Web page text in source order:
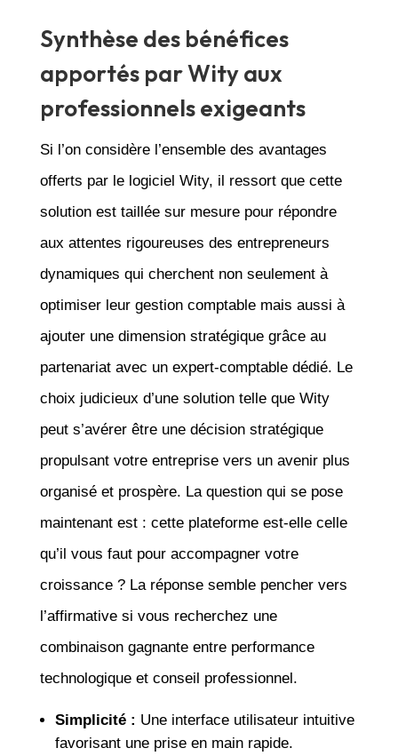
Synthèse des bénéfices
apportés par Wity aux
professionnels exigeants
Si l’on considère l’ensemble des avantages
offerts par le logiciel Wity, il ressort que cette
solution est taillée sur mesure pour répondre
aux attentes rigoureuses des entrepreneurs
dynamiques qui cherchent non seulement à
optimiser leur gestion comptable mais aussi à
ajouter une dimension stratégique grâce au
partenariat avec un expert-comptable dédié. Le
choix judicieux d’une solution telle que Wity
peut s’avérer être une décision stratégique
propulsant votre entreprise vers un avenir plus
organisé et prospère. La question qui se pose
maintenant est : cette plateforme est-elle celle
qu’il vous faut pour accompagner votre
croissance ? La réponse semble pencher vers
l’affirmative si vous recherchez une
combinaison gagnante entre performance
technologique et conseil professionnel.
Simplicité : Une interface utilisateur intuitive
favorisant une prise en main rapide.